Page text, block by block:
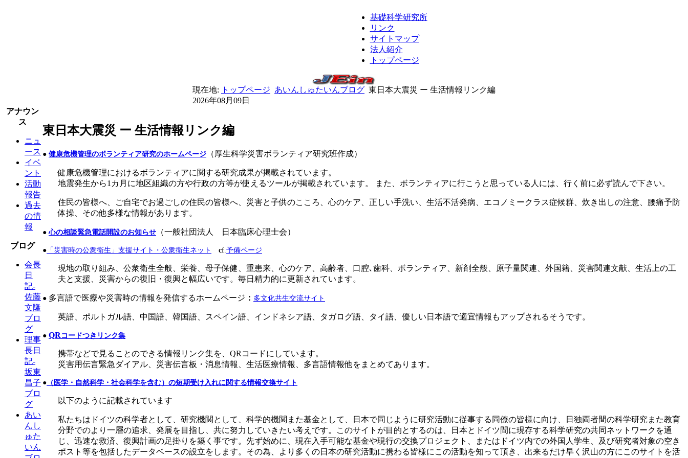
基礎科学研究所
リンク
サイトマップ
法人紹介
トップページ
現在地: トップページ あいんしゅたいんブログ 東日本大震災 ー 生活情報リンク編
2026年08月09日
アナウン
ス
ニュ
ース
イベ
ント
活動
報告
過去
の情
報
ブログ
会長
日
記-
佐藤
文隆
ブロ
グ
理事
長日
記-
坂東
昌子
ブロ
グ
あい
んし
ゅた
いん
東日本大震災 ー 生活情報リンク編
● 健康危機管理のボランティア研究のホームページ （厚生科学災害ボランティア研究班作成）
健康危機管理におけるボランティアに関する研究成果が掲載されています。
地震発生から1カ月に地区組織の方や行政の方等が使えるツールが掲載されています。 また、ボランティアに行こうと思っている人には、行く前に必ず読んで下さい。
住民の皆様へ、ご自宅でお過ごしの住民の皆様へ、災害と子供のこころ、心のケア、正しい手洗い、生活不活発病、エコノミークラス症候群、炊き出しの注意、腰痛予防
体操、その他多様な情報があります。
● 心の相談緊急電話開設のお知らせ （一般社団法人 日本臨床心理士会）
● 「災害時の公衆衛生」支援サイト・公衆衛生ネット cf. 予備ページ
現地の取り組み、公衆衛生全般、栄養、母子保健、重患来、心のケア、高齢者、口腔､歯科、ボランティア、新剤全般、原子量関連、外国籍、災害関連文献、生活上の工
夫と支援、災害からの復旧・復興と幅広いです。毎日精力的に更新されています。
● 多言語で医療や災害時の情報を発信するホームページ ： 多文化共生交流サイト
英語、ポルトガル語、中国語、韓国語、スペイン語、インドネシア語、タガログ語、タイ語、優しい日本語で適宜情報もアップされるそうです。
● QR コードつきリンク集
携帯などで見ることのできる情報リンク集を、QRコードにしています。
災害用伝言緊急ダイアル、災害伝言板・消息情報、生活医療情報、多言語情報他をまとめてあります。
● （医学・自然科学・社会科学を含む）の短期受け入れに関する情報交換サイト
以下のように記載されています
私たちはドイツの科学者として、研究機関として、科学的機関また基金として、日本で同じように研究活動に従事する同僚の皆様に向け、日独両者間の科学研究また教育
分野でのより一層の追求、発展を目指し、共に努力していきたい考えです。このサイトが目的とするのは、日本とドイツ間に現存する科学研究の共同ネットワークを通
じ、迅速な救済、復興計画の足掛りを築く事です。先ず始めに、現在入手可能な基金や現行の交換プロジェクト、またはドイツ内での外国人学生、及び研究者対象の空き
ポスト等を包括したデータベースの設立をします。その為、より多くの日本の研究活動に携わる皆様にこの活動を知って頂き、出来るだけ早く沢山の方にこのサイトを活